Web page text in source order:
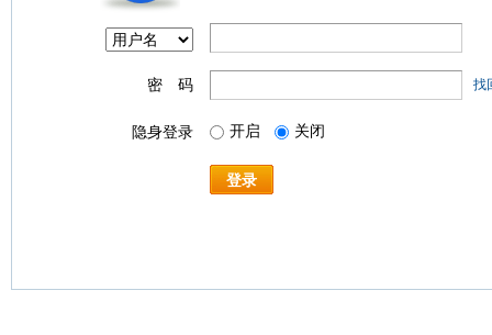
密 码 找
隐身登录 开启 关闭
登录